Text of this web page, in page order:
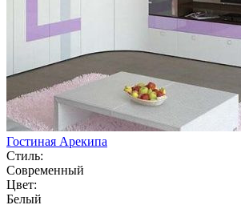
Гостиная Арекипа
Стиль:
Современный
Цвет:
Белый